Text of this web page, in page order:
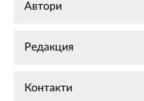
Автори
Редакция
Контакти